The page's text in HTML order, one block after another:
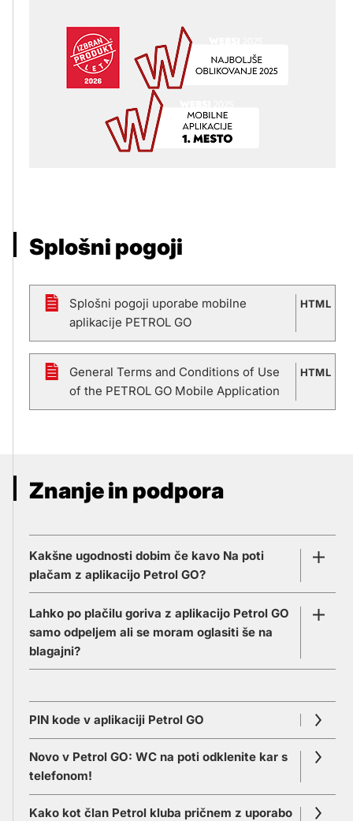
Splošni pogoji
Splošni pogoji uporabe mobilne
aplikacije PETROL GO
HTML
General Terms and Conditions of Use
of the PETROL GO Mobile Application
HTML
Znanje in podpora
Kakšne ugodnosti dobim če kavo Na poti
plačam z aplikacijo Petrol GO?
uporabo mobilne aplikacije Petrol GO, vas za
vašo zvestobo še posebej nagradimo. Za
vsako popito kavo, torej za vsak zapravljen
enoZlato točkoin
eno
Zlato zrno
Zbrane zlate točke vam prinašajo številne
Lahko po plačilu goriva z aplikacijo Petrol GO
samo odpeljem ali se moram oglasiti še na
blagajni?
Aplikacija vsem voznikom omogoča najbolj
preprosto in najhitrejše plačilo goriva, ki ga
lahko opravite kar iz avta. Potrebujete le
pametni telefon, na katerem je aplikacija
Petrol GO nameščena in dodano plačilno
PIN kode v aplikaciji Petrol GO
Novo v Petrol GO: WC na poti odklenite kar s
telefonom!
Kako kot član Petrol kluba pričnem z uporabo